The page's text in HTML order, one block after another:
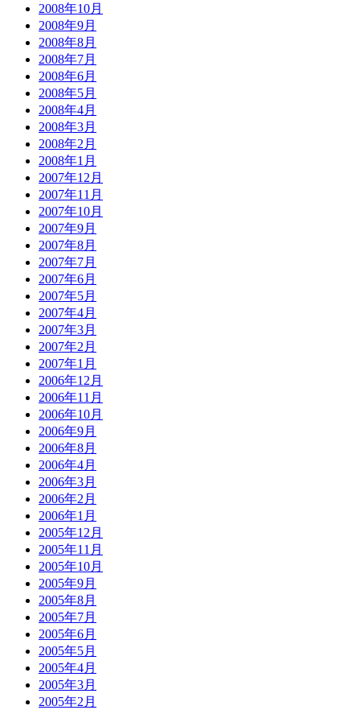
2008年10月
2008年9月
2008年8月
2008年7月
2008年6月
2008年5月
2008年4月
2008年3月
2008年2月
2008年1月
2007年12月
2007年11月
2007年10月
2007年9月
2007年8月
2007年7月
2007年6月
2007年5月
2007年4月
2007年3月
2007年2月
2007年1月
2006年12月
2006年11月
2006年10月
2006年9月
2006年8月
2006年4月
2006年3月
2006年2月
2006年1月
2005年12月
2005年11月
2005年10月
2005年9月
2005年8月
2005年7月
2005年6月
2005年5月
2005年4月
2005年3月
2005年2月